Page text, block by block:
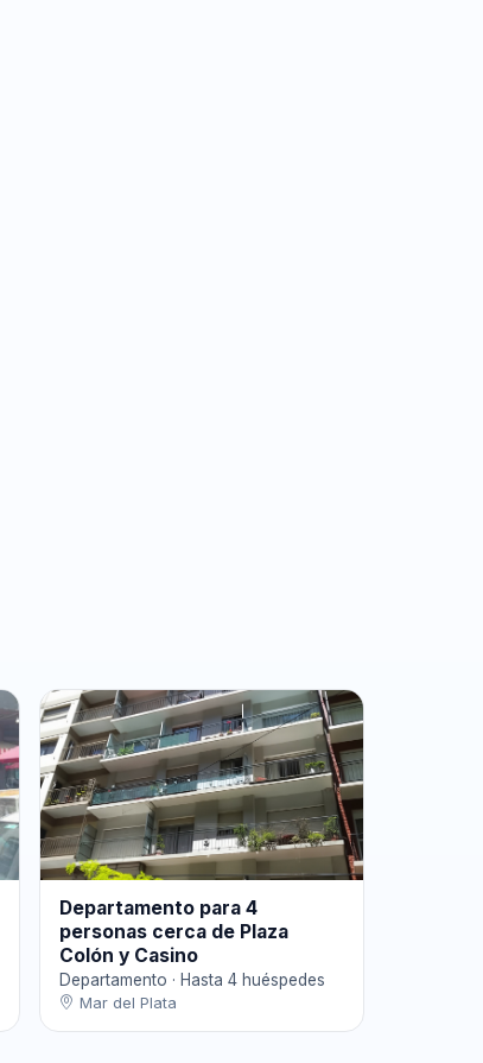
Departamento para 4
personas cerca de Plaza
Colón y Casino
Departamento · Hasta 4 huéspedes
Mar del Plata